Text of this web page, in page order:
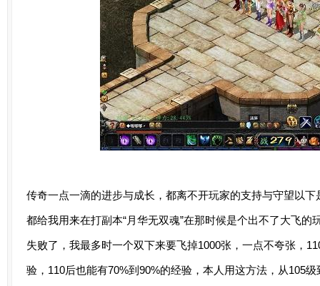
传奇一点一滴的进步与成长，都离不开玩家的支持与守望以
都给我用来在打副本“月华无双魂”在那时候是个出不了大飞
失败了，我最多时一个双下来要飞掉1000张，一点不夸张，
验，110后也能有70%到90%的经验，本人用这方法，从105